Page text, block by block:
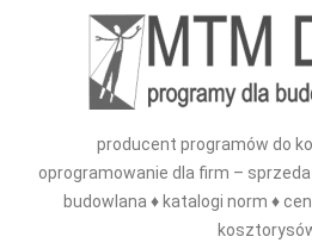
producent programów do
oprogramowanie dla firm –
budowlana ♦ katalogi norm ♦